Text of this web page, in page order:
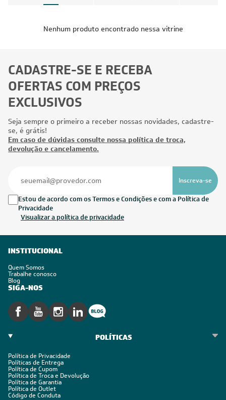
Nenhum produto encontrado nessa vitrine
CADASTRE-SE E RECEBA
OFERTAS COM PREÇOS
EXCLUSIVOS
Seja sempre o primeiro a receber nossas novidades, cadastre-
se, é grátis!
Em caso de dúvidas consulte nossa política de troca,
devolução e cancelamento.
Inscreva-se
Estou de acordo com os Termos e Condições e com a Política de
Privacidade
Visualizar a política de privacidade
INSTITUCIONAL
Quem Somos
Trabalhe conosco
Blog
SIGA-NOS
POLÍTICAS
Política de Privacidade
Políticas de Entrega
Política de Cupom
Política de Troca e Devolução
Política de Garantia
Política de Outlet
Código de Conduta